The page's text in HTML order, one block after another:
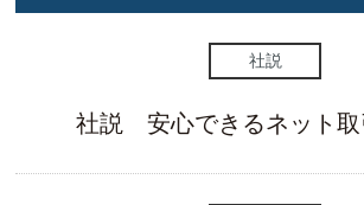
社説
社説 安心できるネット取